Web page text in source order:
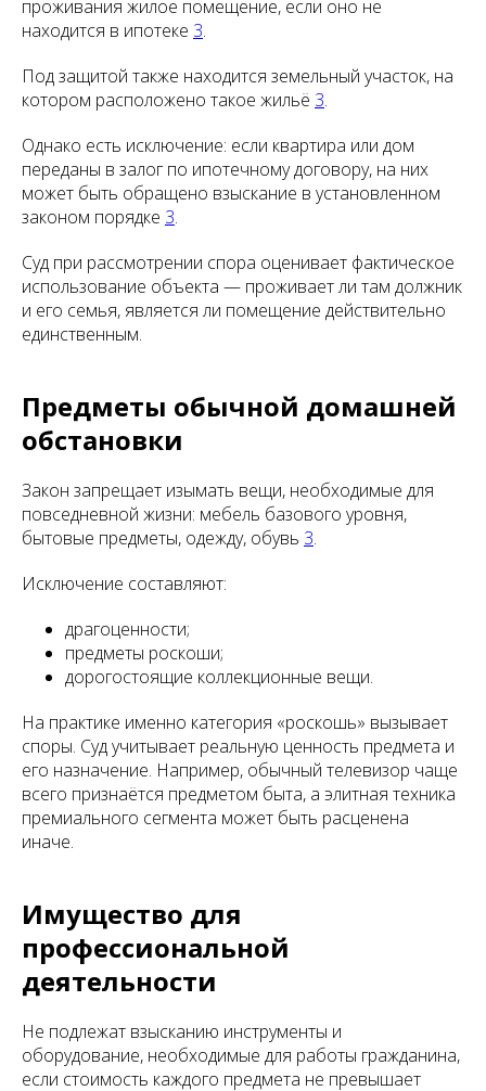
проживания жилое помещение, если оно не
находится в ипотеке 3.
Под защитой также находится земельный участок, на
котором расположено такое жильё 3.
Однако есть исключение: если квартира или дом
переданы в залог по ипотечному договору, на них
может быть обращено взыскание в установленном
законом порядке 3.
Суд при рассмотрении спора оценивает фактическое
использование объекта — проживает ли там должник
и его семья, является ли помещение действительно
единственным.
Предметы обычной домашней
обстановки
Закон запрещает изымать вещи, необходимые для
повседневной жизни: мебель базового уровня,
бытовые предметы, одежду, обувь 3.
Исключение составляют:
драгоценности;
предметы роскоши;
дорогостоящие коллекционные вещи.
На практике именно категория «роскошь» вызывает
споры. Суд учитывает реальную ценность предмета и
его назначение. Например, обычный телевизор чаще
всего признаётся предметом быта, а элитная техника
премиального сегмента может быть расценена
иначе.
Имущество для
профессиональной
деятельности
Не подлежат взысканию инструменты и
оборудование, необходимые для работы гражданина,
если стоимость каждого предмета не превышает